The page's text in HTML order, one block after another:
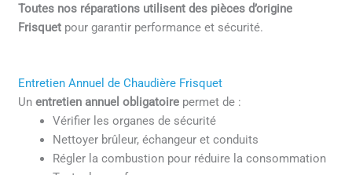
Toutes nos réparations utilisent des pièces d’origine
Frisquet pour garantir performance et sécurité.
Entretien Annuel de Chaudière Frisquet
Unentretien annuel obligatoire permet de :
Vérifier les organes de sécurité
Nettoyer brûleur, échangeur et conduits
Régler la combustion pour réduire la consommation